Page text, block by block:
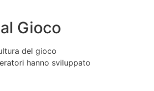
Gioco
del gioco
hanno sviluppato